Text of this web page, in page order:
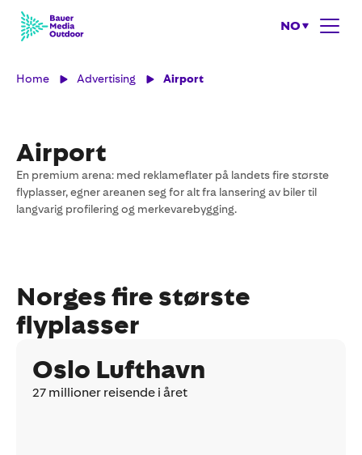
NO
Home Advertising Airport
Airport
En premium arena: med reklameflater på landets fire største
flyplasser, egner areanen seg for alt fra lansering av biler til
langvarig profilering og merkevarebygging.
Norges fire største
flyplasser
Oslo Lufthavn
27 millioner reisende i året